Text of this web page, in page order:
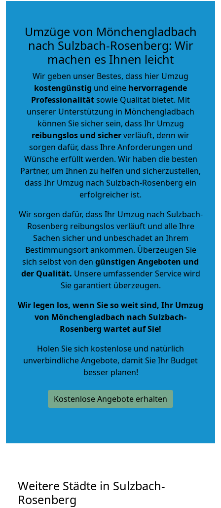
Umzüge von Mönchengladbach
nach Sulzbach-Rosenberg: Wir
machen es Ihnen leicht
Wir geben unser Bestes, dass hier Umzug
kostengünstig und eine hervorragende
Professionalitätsowie Qualität bietet. Mit
unserer Unterstützung in Mönchengladbach
können Sie sicher sein, dass Ihr Umzug
reibungslos und sicherverläuft, denn wir
sorgen dafür, dass Ihre Anforderungen und
Wünsche erfüllt werden. Wir haben die besten
Partner, um Ihnen zu helfen und sicherzustellen,
dass Ihr Umzug nach Sulzbach-Rosenberg ein
erfolgreicher ist.
Wir sorgen dafür, dass Ihr Umzug nach Sulzbach-
Rosenberg reibungslos verläuft und alle Ihre
Sachen sicher und unbeschadet an Ihrem
Bestimmungsort ankommen. Überzeugen Sie
sich selbst von den günstigen Angeboten und
der Qualität. Unsere umfassender Service wird
Sie garantiert überzeugen.
Wir legen los, wenn Sie so weit sind, Ihr Umzug
von Mönchengladbach nach Sulzbach-
Rosenberg wartet auf Sie!
Holen Sie sich kostenlose und natürlich
unverbindliche Angebote, damit Sie Ihr Budget
besser planen!
Kostenlose Angebote erhalten
Weitere Städte in Sulzbach-
Rosenberg